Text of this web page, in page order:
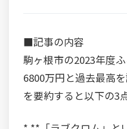
■記事の内容
駒ヶ根市の2023年度
6800万円と過去最高
を要約すると以下の3